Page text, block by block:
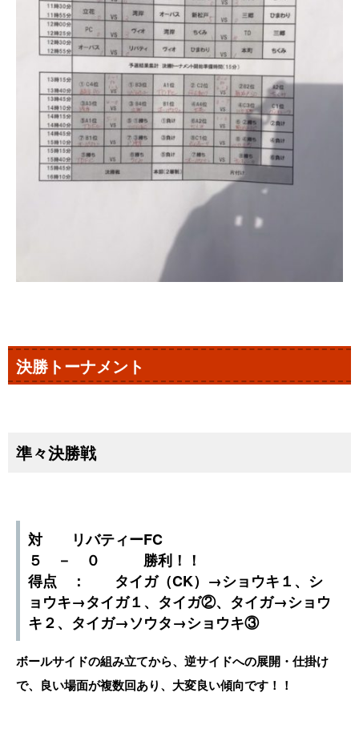
決勝トーナメント
準々決勝戦
対 リバティーFC
５ － ０ 勝利！！
得点 ： タイガ（CK）→ショウキ１、シ
ョウキ→タイガ１、タイガ②、タイガ→ショウ
キ２、タイガ→ソウタ→ショウキ③
ボールサイドの組み立てから、逆サイドへの展開・仕掛け
で、良い場面が複数回あり、大変良い傾向です！！